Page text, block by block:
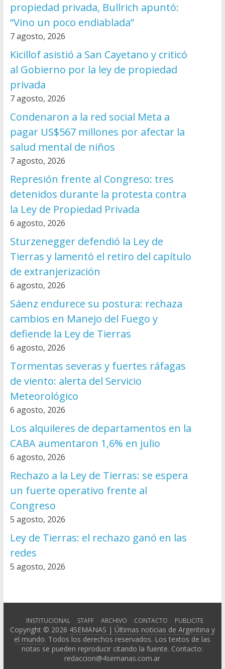
propiedad privada, Bullrich apuntó:
“Vino un poco endiablada”
7 agosto, 2026
Kicillof asistió a San Cayetano y criticó
al Gobierno por la ley de propiedad
privada
7 agosto, 2026
Condenaron a la red social Meta a
pagar US$567 millones por afectar la
salud mental de niños
7 agosto, 2026
Represión frente al Congreso: tres
detenidos durante la protesta contra
la Ley de Propiedad Privada
6 agosto, 2026
Sturzenegger defendió la Ley de
Tierras y lamentó el retiro del capítulo
de extranjerización
6 agosto, 2026
Sáenz endurece su postura: rechaza
cambios en Manejo del Fuego y
defiende la Ley de Tierras
6 agosto, 2026
Tormentas severas y fuertes ráfagas
de viento: alerta del Servicio
Meteorológico
6 agosto, 2026
Los alquileres de departamentos en la
CABA aumentaron 1,6% en julio
6 agosto, 2026
Rechazo a la Ley de Tierras: se espera
un fuerte operativo frente al
Congreso
5 agosto, 2026
Ley de Tierras: el rechazo ganó en las
redes
5 agosto, 2026
INSTITUCIONAL STAFF ARCHIVO CONTACTO PUBLICITE
Copyright © 2026 4SEMANAS | Últimas noticias de Argentina y
el mundo. Todos los derechos reservados. Los textos de las
notas se pueden reproducir citando la fuente. Contacto:
redaccion@4semanas.com.ar